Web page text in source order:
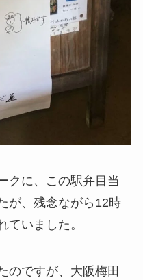
クに、この駅弁目当
が、残念ながら12時
ていました。
のですが、大阪梅田